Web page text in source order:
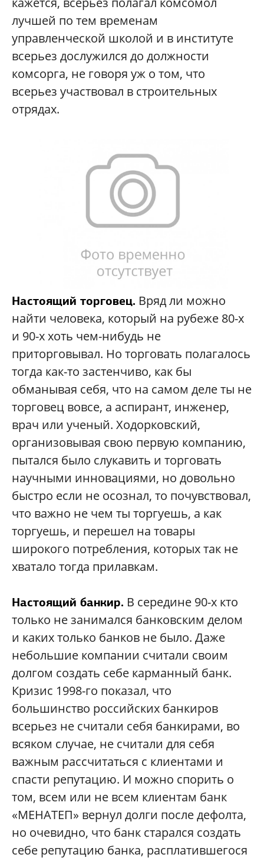
лучшей по тем временам
управленческой школой и в институте
всерьез дослужился до должности
комсорга, не говоря уж о том, что
всерьез участвовал в строительных
отрядах.
Настоящий торговец. Вряд ли можно
найти человека, который на рубеже 80-х
и 90-х хоть чем-нибудь не
приторговывал. Но торговать полагалось
тогда как-то застенчиво, как бы
обманывая себя, что на самом деле ты не
торговец вовсе, а аспирант, инженер,
врач или ученый. Ходорковский,
организовывая свою первую компанию,
пытался было слукавить и торговать
научными инновациями, но довольно
быстро если не осознал, то почувствовал,
что важно не чем ты торгуешь, а как
торгуешь, и перешел на товары
широкого потребления, которых так не
хватало тогда прилавкам.
Настоящий банкир. В середине 90-х кто
только не занимался банковским делом
и каких только банков не было. Даже
небольшие компании считали своим
долгом создать себе карманный банк.
Кризис 1998-го показал, что
большинство российских банкиров
всерьез не считали себя банкирами, во
всяком случае, не считали для себя
важным рассчитаться с клиентами и
спасти репутацию. И можно спорить о
том, всем или не всем клиентам банк
«МЕНАТЕП» вернул долги после дефолта,
но очевидно, что банк старался создать
себе репутацию банка, расплатившегося